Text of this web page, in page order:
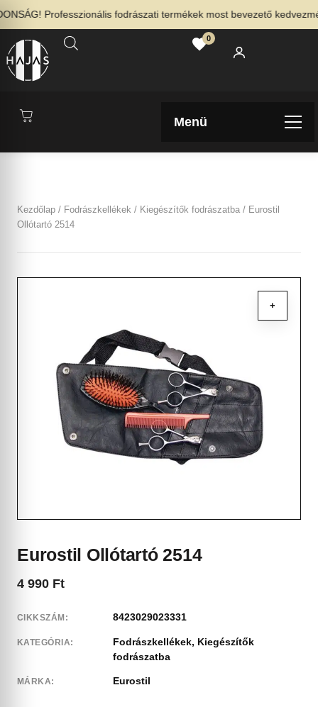
Professzionális fodrászati termékek most bevezető
0
Menü
Kezdőlap / Fodrászkellékek / Kiegészítők fodrászatba / Eurostil
Ollótartó 2514
+
Eurostil Ollótartó 2514
4 990 Ft
CIKKSZÁM: 8423029023331
KATEGÓRIA: Fodrászkellékek, Kiegészítők
fodrászatba
MÁRKA: Eurostil